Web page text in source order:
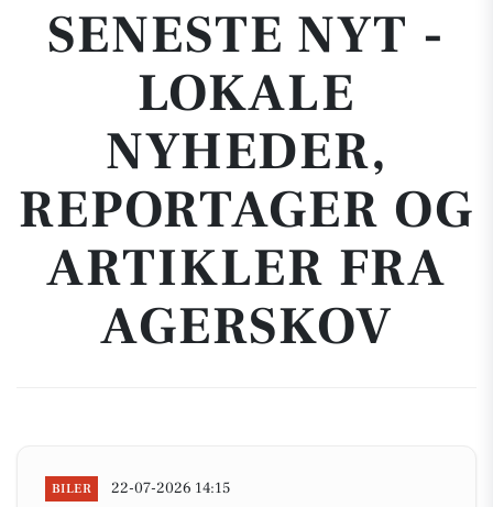
SENESTE NYT -
LOKALE
NYHEDER,
REPORTAGER OG
ARTIKLER FRA
AGERSKOV
BILER 22-07-2026 14:15